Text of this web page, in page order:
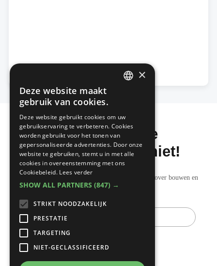
Mis de laatste
bouwnieuwtjes niet!
Ontvang onze wekelijkse updates vol nuttige tips over bouwen en
verbouwen.
E-
mail
×
Deze website maakt
gebruik van cookies.
Deze website gebruikt cookies om uw
gebruikservaring te verbeteren. Cookies
worden gebruikt voor het tonen van
gepersonaliseerde advertenties. Door onze
website te gebruiken, stemt u in met alle
cookies in overeenstemming met ons
Cookiebeleid. Lees verder
SHOW ALL PARTNERS (847) →
STRIKT NOODZAKELIJK
PRESTATIE
TARGETING
NIET-GECLASSIFICEERD